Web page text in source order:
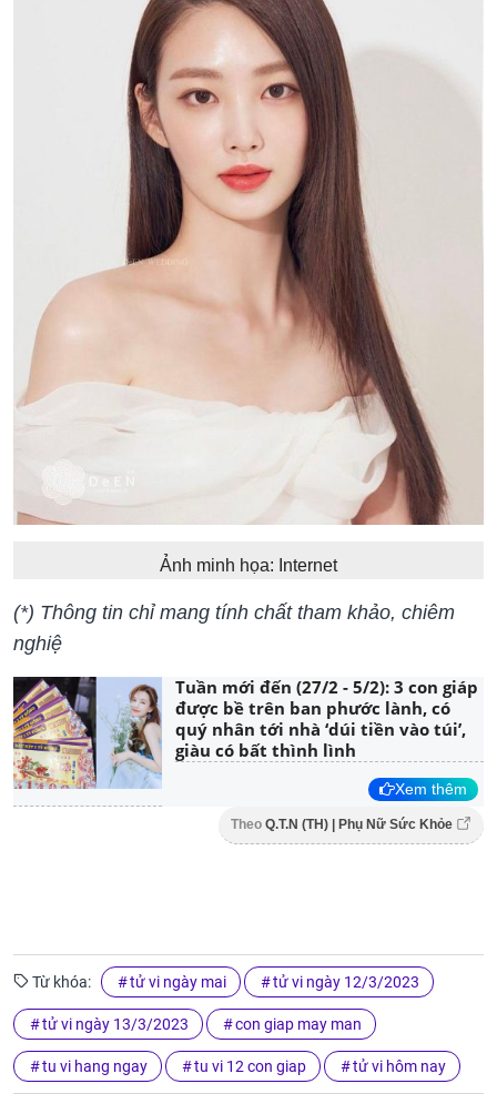
Ảnh minh họa: Internet
(*) Thông tin chỉ mang tính chất tham khảo, chiêm
nghiệ
Tuần mới đến (27/2 - 5/2): 3 con giáp
được bề trên ban phước lành, có
quý nhân tới nhà ‘dúi tiền vào túi’,
giàu có bất thình lình
Xem thêm
Theo Q.T.N (TH) | Phụ Nữ Sức Khỏe
Từ khóa: tử vi ngày mai tử vi ngày 12/3/2023
tử vi ngày 13/3/2023 con giap may man
tu vi hang ngay tu vi 12 con giap tử vi hôm nay